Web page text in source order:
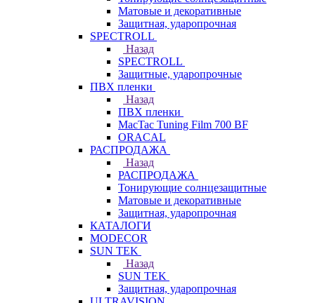
Матовые и декоративные
Защитная, ударопрочная
SPECTROLL
Назад
SPECTROLL
Защитные, ударопрочные
ПВХ пленки
Назад
ПВХ пленки
MacTac Tuning Film 700 BF
ORACAL
РАСПРОДАЖА
Назад
РАСПРОДАЖА
Тонирующие солнцезащитные
Матовые и декоративные
Защитная, ударопрочная
КАТАЛОГИ
MODECOR
SUN TEK
Назад
SUN TEK
Защитная, ударопрочная